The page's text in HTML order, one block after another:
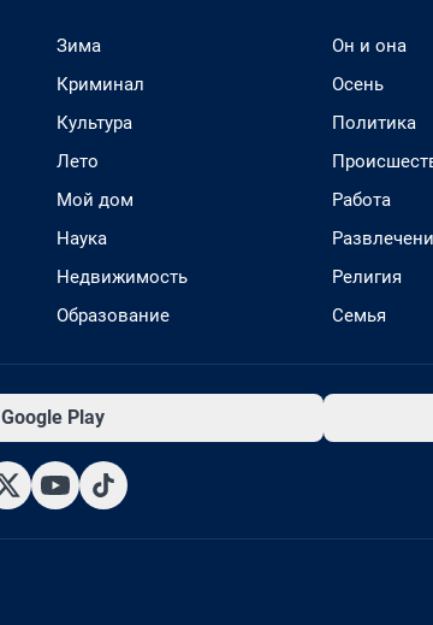
Зима
Криминал
Культура
Лето
Мой дом
Наука
Недвижимость
Образование
Он и она
Осень
Политика
Работа
Религия
Семья
Google Play